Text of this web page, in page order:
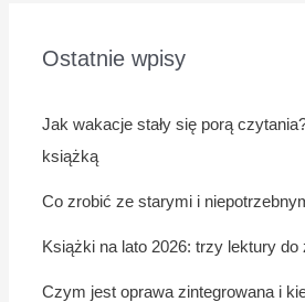
Ostatnie wpisy
Jak wakacje stały się porą
książką
Co zrobić ze starymi i
Książki na lato 2026: trzy lektury do
Czym jest oprawa zintegrowana i